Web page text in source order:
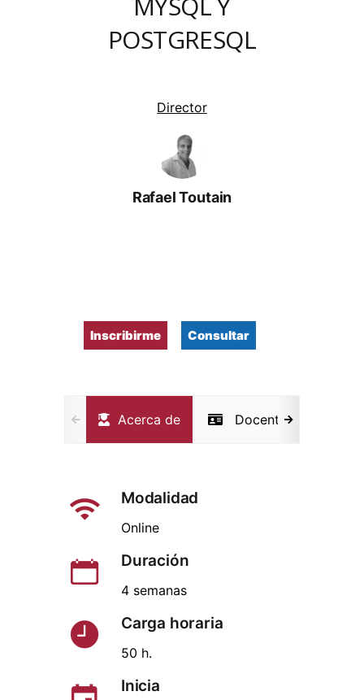
POSTGRESQL
Director
Rafael Toutain
Inscribirme Consultar
Acerca de Docentes
Modalidad
Online
Duración
4 semanas
Carga horaria
50 h.
Inicia